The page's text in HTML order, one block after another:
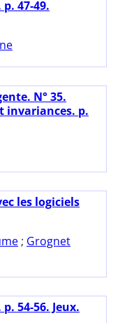
p. 47-49.
N° 35.
invariances. p.
les logiciels
; Grognet
54-56. Jeux.